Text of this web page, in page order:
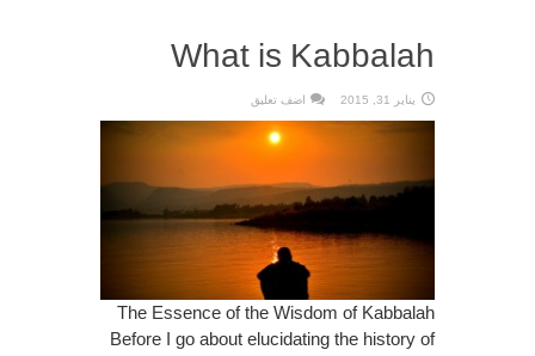
What is Kabbalah
يناير 31, 2015 اضف تعليق
The Essence of the Wisdom of Kabbalah
Before I go about elucidating the history of